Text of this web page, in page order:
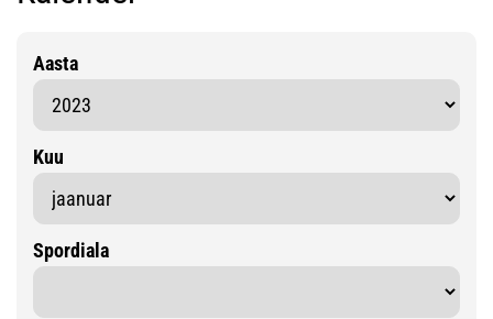
Aasta
Kuu
Spordiala